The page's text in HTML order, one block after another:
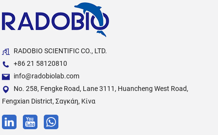
RADOBIO SCIENTIFIC CO., LTD.
+86 21 58120810
info@radobiolab.com
No. 258, Fengke Road, Lane 3111, Huancheng West Road,
Fengxian District, Σαγκάη, Κίνα